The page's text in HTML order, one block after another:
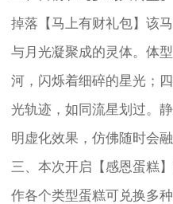
掉落【马上有财礼包】该
与月光凝聚成的灵体。体
河，闪烁着细碎的星光；
光轨迹，如同流星划过。
明虚化效果，仿佛随时会融
三、本次开启【感恩蛋糕
作各个类型蛋糕可兑换多